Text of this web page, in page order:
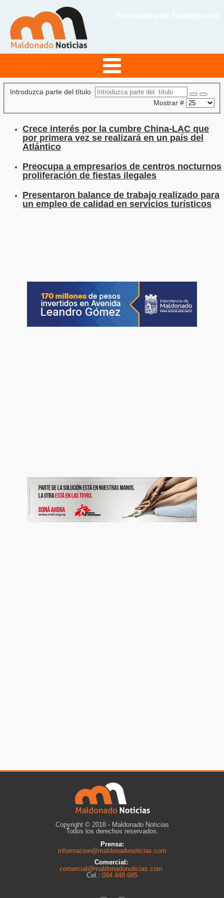
Introduzca parte del título
Mostrar #
Crece interés por la cumbre China-LAC que
por primera vez se realizará en un país del
Atlántico
Preocupa a empresarios de centros nocturnos
proliferación de fiestas ilegales
Presentaron balance de trabajo realizado para
un empleo de calidad en servicios turísticos
Copyright © 2018 - Maldonado Noticias
Todos los derechos reservados.
Prensa:
informacion@maldonadonoticias.com
Comercial:
comercial@maldonadonoticias.com
Cel.: 094 448 685